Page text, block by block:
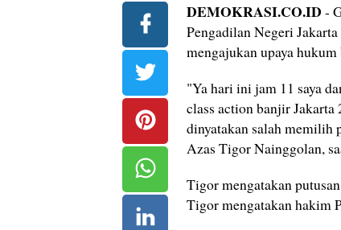
DEMOKRASI.CO.ID -
Pengadilan Negeri
mengajukan upaya hukum
"Ya hari ini jam 11 saya
class action banjir Jakarta
dinyatakan salah memilih
Azas Tigor Nainggolan,
Tigor mengatakan
Tigor mengatakan hakim